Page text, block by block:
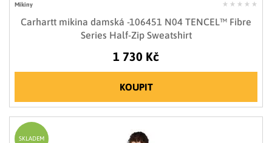
Mikiny
Carhartt mikina damská -106451 N04 TENCEL™ Fibre
Series Half-Zip Sweatshirt
1 730 Kč
KOUPIT
SKLADEM